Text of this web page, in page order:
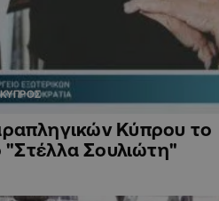
ΚΥΠΡΟΣ
Κύπρου το
"Στέλλα Σουλιώτη"